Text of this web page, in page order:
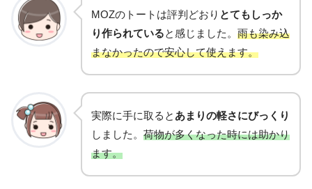
MOZのトートは評判どおり とてもしっか
り作られていると感じました。 雨も染み込
まなかったので安心して使えます。
実際に手に取るとあまりの軽さにびっくり
しました。 荷物が多くなった時には助かり
ます。